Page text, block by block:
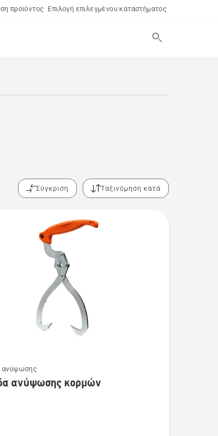
προϊόντος Επιλογή επιλεγμένου καταστήματος
Σύγκριση Ταξινόμηση κατά
ανύψωσης
ανύψωσης κορμών